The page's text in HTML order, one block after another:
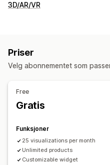
3D/AR/VR
Forhåndsvisninger i sanntid
Priser
Velg abonnementet som
Free
Gratis
Funksjoner
25 visualizations per month
Unlimited products
Customizable widget